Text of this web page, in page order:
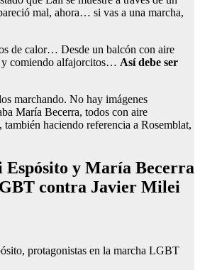
mal, ahora… si vas a una marcha,
de calor… Desde un balcón con aire
comiendo alfajorcitos… Así debe ser
marchando. No hay imágenes
María Becerra, todos con aire
haciendo referencia a Rosemblat,
Espósito y María Becerra
contra Javier Milei
protagonistas en la marcha LGBT